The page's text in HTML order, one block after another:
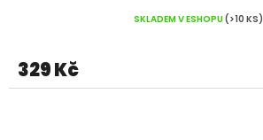
SKLADEM V ESHOPU(>10 KS)
329 Kč